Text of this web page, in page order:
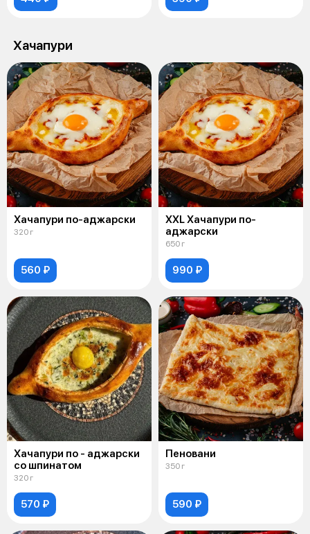
Хачапури
Хачапури по-аджарски
320 г
560 ₽
XXL Хачапури по-
аджарски
650 г
990 ₽
Хачапури по - аджарски
со шпинатом
320 г
570 ₽
Пеновани
350 г
590 ₽